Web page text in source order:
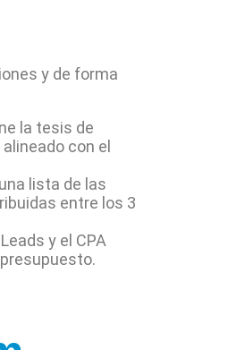
y de forma
la tesis de
con el
lista de las
entre los 3
y el CPA